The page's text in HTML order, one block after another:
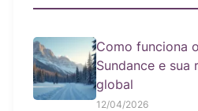
Como funciona
Sundance e sua
global
12/04/2026